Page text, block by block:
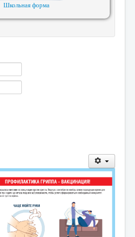
Школьная форма